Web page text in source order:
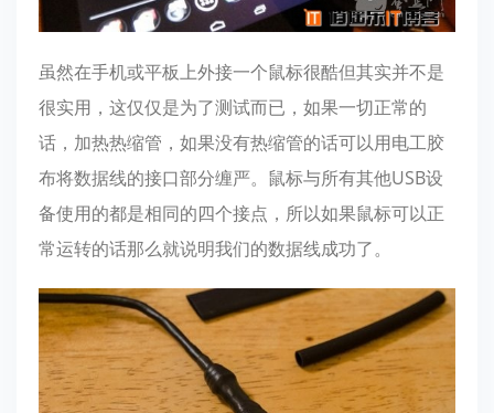
虽然在手机或平板上外接一个鼠标很酷但其实并不是
很实用，这仅仅是为了测试而已，如果一切正常的
话，加热热缩管，如果没有热缩管的话可以用电工胶
布将数据线的接口部分缠严。鼠标与所有其他USB设
备使用的都是相同的四个接点，所以如果鼠标可以正
常运转的话那么就说明我们的数据线成功了。